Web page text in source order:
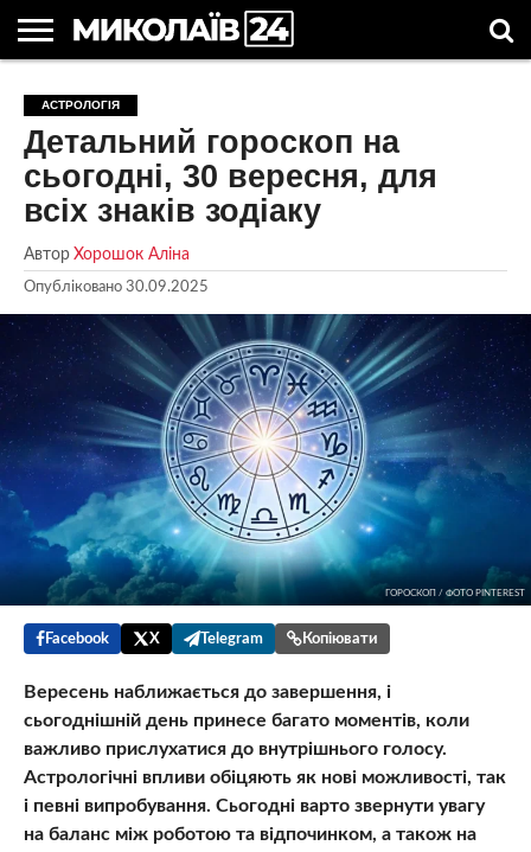
НОВИНИ
НОВИНИ
МИКОЛАЄВА
МИКОЛАЇВСЬКА
ОБЛАСТЬ
НОВИНИ
СПОРТУ
УКРАЇНА
ТА СВІТ
НОВИНИ
КОМПАНІЙ
АСТРОЛОГІЯ
СВЯТА
В
УКРАЇНІ
КОРИСНІ
СТАТТІ
АСТРОЛОГІЯ
Детальний гороскоп на
сьогодні, 30 вересня, для
всіх знаків зодіаку
Автор Хорошок Аліна
Опубліковано 30.09.2025
ГОРОСКОП / ФОТО PINTEREST
Facebook X Telegram Копіювати
Вересень наближається до завершення, і
сьогоднішній день принесе багато моментів, коли
важливо прислухатися до внутрішнього голосу.
Астрологічні впливи обіцяють як нові можливості, так
і певні випробування. Сьогодні варто звернути увагу
на баланс між роботою та відпочинком, а також на